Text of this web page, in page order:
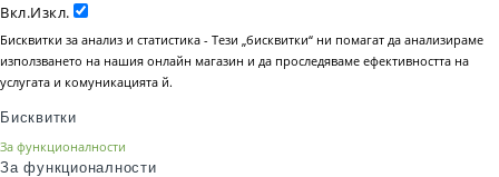
Вкл.Изкл.
Бисквитки за анализ и статистика - Тези „бисквитки“ ни помагат да анализираме
използването на нашия онлайн магазин и да проследяваме ефективността на
услугата и комуникацията й.
Бисквитки
За функционалности
За функционалности